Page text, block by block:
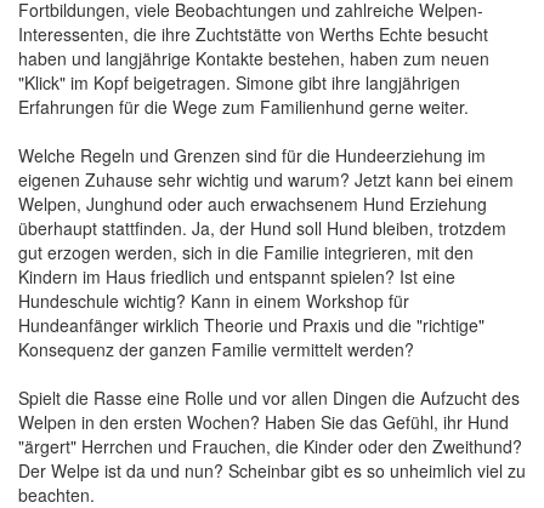
Fortbildungen, viele Beobachtungen und zahlreiche Welpen-
Interessenten, die ihre Zuchtstätte von Werths Echte besucht
haben und langjährige Kontakte bestehen, haben zum neuen
"Klick" im Kopf beigetragen. Simone gibt ihre langjährigen
Erfahrungen für die Wege zum Familienhund gerne weiter.
Welche Regeln und Grenzen sind für die Hundeerziehung im
eigenen Zuhause sehr wichtig und warum? Jetzt kann bei einem
Welpen, Junghund oder auch erwachsenem Hund Erziehung
überhaupt stattfinden. Ja, der Hund soll Hund bleiben, trotzdem
gut erzogen werden, sich in die Familie integrieren, mit den
Kindern im Haus friedlich und entspannt spielen? Ist eine
Hundeschule wichtig? Kann in einem Workshop für
Hundeanfänger wirklich Theorie und Praxis und die "richtige"
Konsequenz der ganzen Familie vermittelt werden?
Spielt die Rasse eine Rolle und vor allen Dingen die Aufzucht des
Welpen in den ersten Wochen? Haben Sie das Gefühl, ihr Hund
"ärgert" Herrchen und Frauchen, die Kinder oder den Zweithund?
Der Welpe ist da und nun? Scheinbar gibt es so unheimlich viel zu
beachten.